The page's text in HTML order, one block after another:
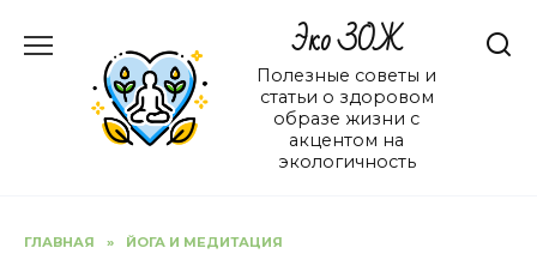
содержанию
Эко ЗОЖ
Полезные советы и
статьи о здоровом
образе жизни с
акцентом на
экологичность
ГЛАВНАЯ » ЙОГА И МЕДИТАЦИЯ